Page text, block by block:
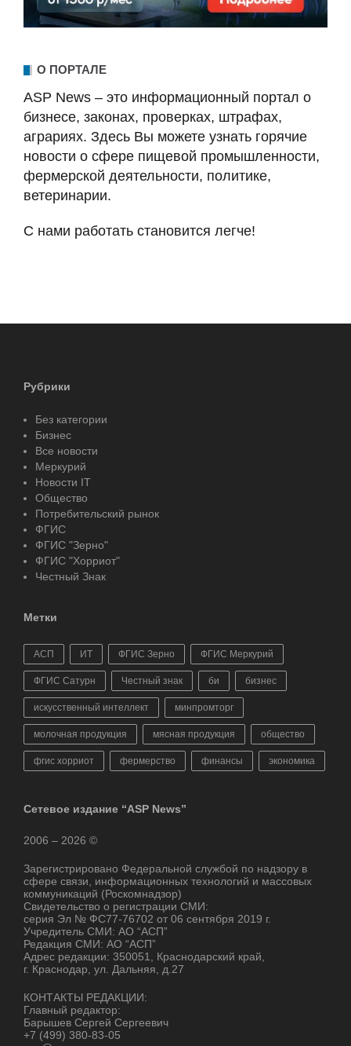
О ПОРТАЛЕ
ASP News – это информационный портал о
бизнесе, законах, проверках, штрафах,
аграриях. Здесь Вы можете узнать горячие
новости о сфере пищевой промышленности,
фермерской деятельности, политике,
ветеринарии.
С нами работать становится легче!
Рубрики
Без категории
Бизнес
Все новости
Меркурий
Новости IT
Общество
Потребительский рынок
ФГИС
ФГИС "Зерно"
ФГИС "Хорриот"
Честный Знак
Метки
АСП ИТ ФГИС Зерно ФГИС Меркурий
ФГИС Сатурн Честный знак би бизнес
искусственный интеллект минпромторг
молочная продукция мясная продукция общество
фгис хорриот фермерство финансы экономика
Сетевое издание “ASP News”
2006 – 2026 ©
Зарегистрировано Федеральной службой по надзору в
сфере связи, информационных технологий и массовых
коммуникаций (Роскомнадзор)
Свидетельство о регистрации СМИ:
серия Эл № ФС77-76702 от 06 сентября 2019 г.
Учредитель СМИ: АО “АСП”
Редакция СМИ: АО “АСП”
Адрес редакции: 350051, Краснодарский край,
г. Краснодар, ул. Дальняя, д.27
КОНТАКТЫ РЕДАКЦИИ:
Главный редактор:
Барышев Сергей Сергеевич
+7 (499) 380-83-05